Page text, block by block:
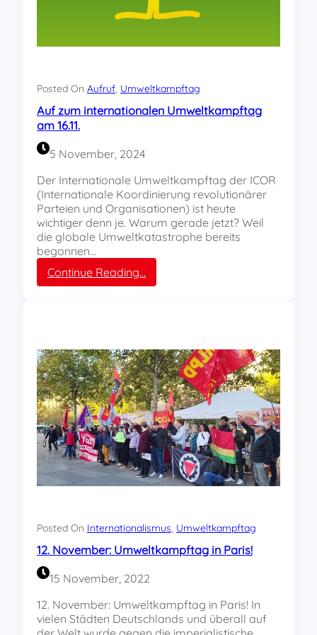
Posted On Aufruf, Umweltkampftag
Auf zum internationalen Umweltkampftag
am 16.11.
5 November, 2024
Der Internationale Umweltkampftag der ICOR
(Internationale Koordinierung revolutionärer
Parteien und Organisationen) ist heute
wichtiger denn je. Warum gerade jetzt? Weil
die globale Umweltkatastrophe bereits
begonnen…
Continue Reading…
A
m
i
n
t
e
r
n
a
t
i
a
e
U
m
w
e
Posted On Internationalismus, Umweltkampftag
12. November: Umweltkampftag in Paris!
15 November, 2022
12. November: Umweltkampftag in Paris! In
vielen Städten Deutschlands und überall auf